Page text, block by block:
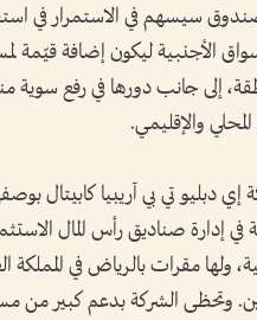
سيسهم في الاستمرار في
الأجنبية ليكون إضافة قيّمة
إلى جانب دورها في رفع سوية
والإقليمي.
دبليو تي بي آريبيا كابيتال
إدارة صناديق رأس المال
ولها مقرات بالرياض في المملكة
وتحظى الشركة بدعم كبير من